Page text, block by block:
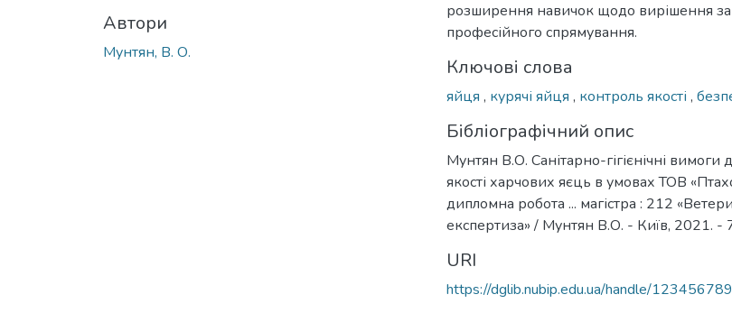
Автори
Мунтян, В. О.
розширення навичок щодо вирішення
професійного спрямування.
Ключові слова
яйця , курячі яйця , контроль якості ,
Бібліографічний опис
Мунтян В.О. Санітарно-гігієнічні
якості харчових яєць в умовах ТОВ
дипломна робота ... магістра : 212
експертиза» / Мунтян В.О. - Київ, 2021. -
URI
https://dglib.nubip.edu.ua/handle/